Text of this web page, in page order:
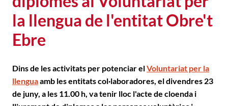
la llengua de l'entitat Obre't
Ebre
Dins de les activitats per potenciar elVoluntariat per la
llenguaamb les entitats col·laboradores, el divendres 23
de juny, a les 11.00 h, va tenir lloc l'acte de cloenda i